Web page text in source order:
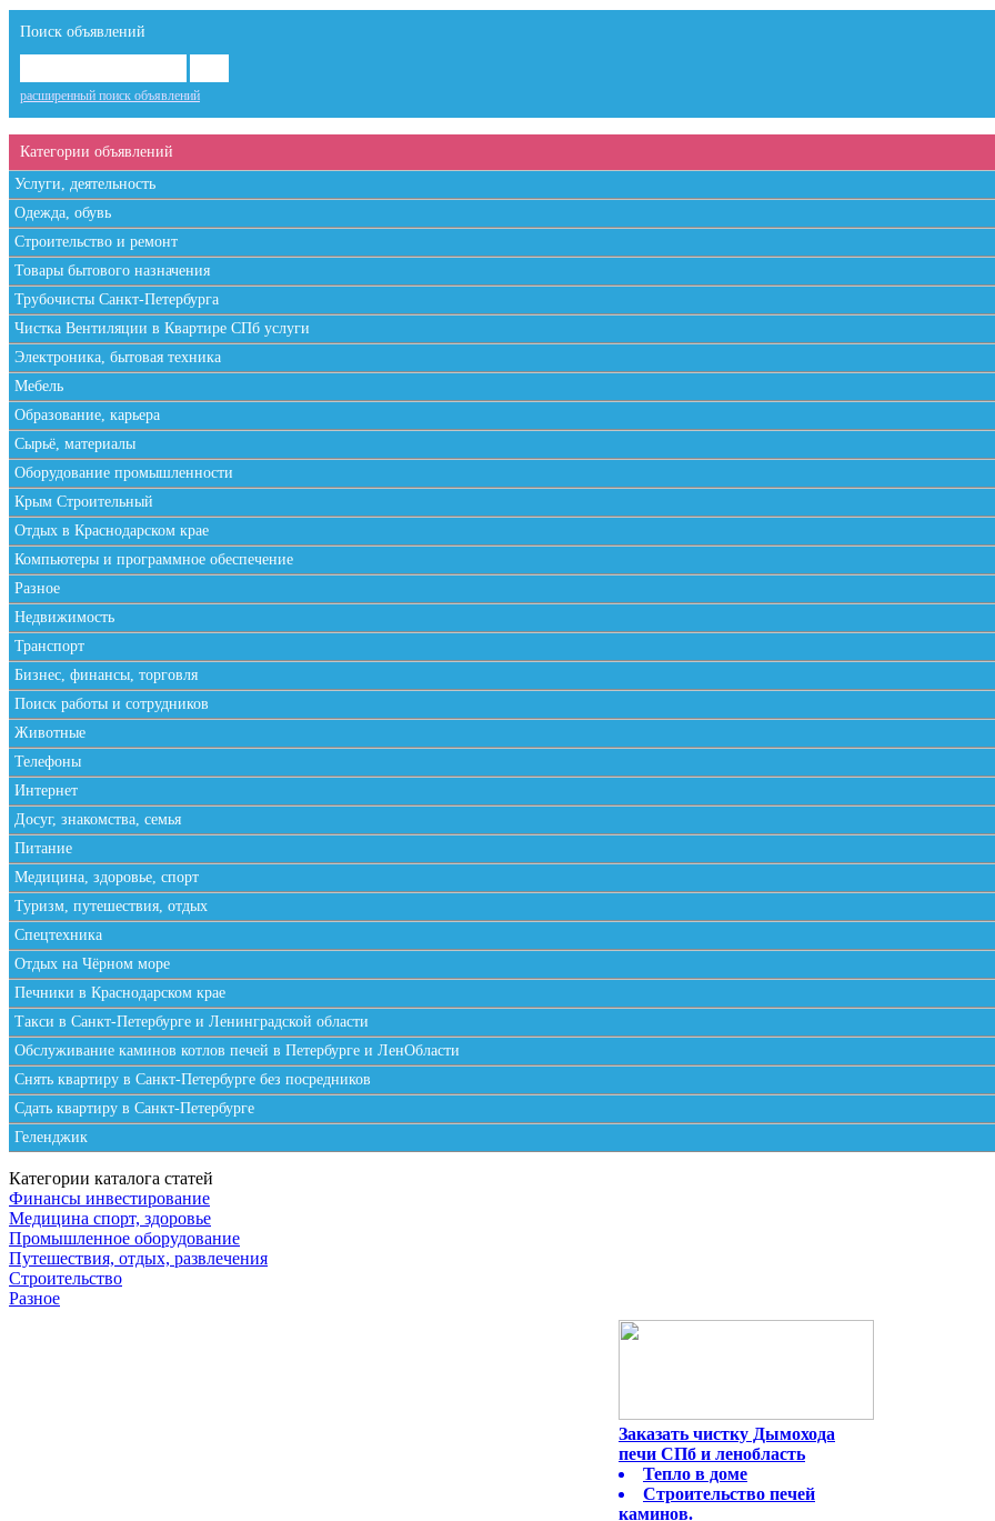
Поиск объявлений
расширенный поиск объявлений
Категории объявлений
Услуги, деятельность
Одежда, обувь
Строительство и ремонт
Товары бытового назначения
Трубочисты Санкт-Петербурга
Чистка Вентиляции в Квартире СПб услуги
Электроника, бытовая техника
Мебель
Образование, карьера
Сырьё, материалы
Оборудование промышленности
Крым Строительный
Отдых в Краснодарском крае
Компьютеры и программное обеспечение
Разное
Недвижимость
Транспорт
Бизнес, финансы, торговля
Поиск работы и сотрудников
Животные
Телефоны
Интернет
Досуг, знакомства, семья
Питание
Медицина, здоровье, спорт
Туризм, путешествия, отдых
Спецтехника
Отдых на Чёрном море
Печники в Краснодарском крае
Такси в Санкт-Петербурге и Ленинградской области
Обслуживание каминов котлов печей в Петербурге и ЛенОбласти
Снять квартиру в Санкт-Петербурге без посредников
Сдать квартиру в Санкт-Петербурге
Геленджик
Категории каталога статей
Финансы инвестирование
Медицина спорт, здоровье
Промышленное оборудование
Путешествия, отдых, развлечения
Строительство
Разное
Заказать чистку Дымохода
печи СПб и ленобласть
Тепло в доме
Строительство печей
каминов.